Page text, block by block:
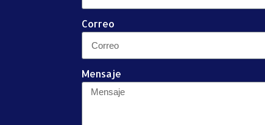
Correo
Mensaje